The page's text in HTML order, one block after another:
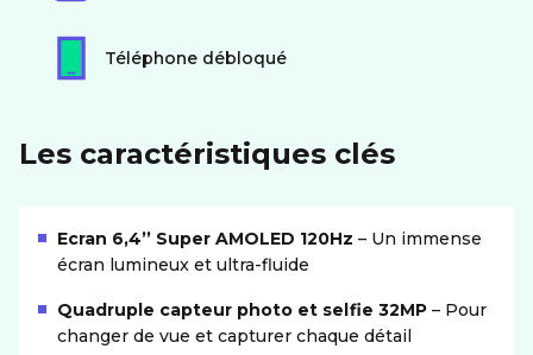
Téléphone débloqué
Les caractéristiques clés
Ecran 6,4’’ Super AMOLED 120Hz – Un immense
écran lumineux et ultra-fluide
Quadruple capteur photo et selfie 32MP – Pour
changer de vue et capturer chaque détail